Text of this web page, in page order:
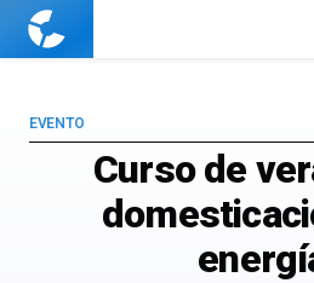
Cuaderno
Curso de
EVENTO